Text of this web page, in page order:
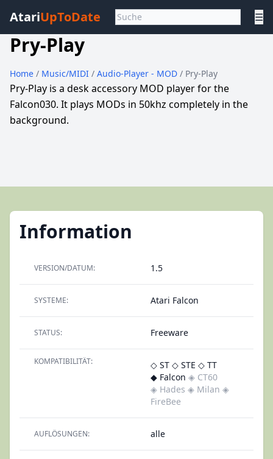
AtariUpToDate ☰
Pry-Play
Home / Music/MIDI / Audio-Player - MOD / Pry-Play
Pry-Play is a desk accessory MOD player for the
Falcon030. It plays MODs in 50khz completely in the
background.
Information
VERSION/DATUM: 1.5
SYSTEME: Atari Falcon
STATUS: Freeware
KOMPATIBILITÄT: ◇ ST ◇ STE ◇ TT
◆ Falcon ◈ CT60
◈ Hades ◈ Milan ◈
FireBee
AUFLÖSUNGEN: alle